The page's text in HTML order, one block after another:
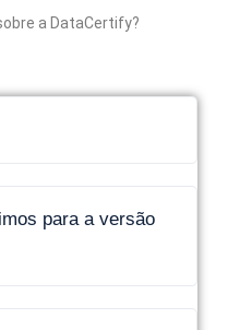
a DataCertify?
para a versão